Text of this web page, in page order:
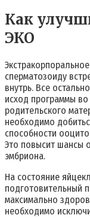
Как
ЭКО
сперматозоиду
внутрь. Все
исход программы
родительского
необходимо
способности
Это повысит шансы
эмбриона.
На состояние
подготовительный
максимально
необходимо